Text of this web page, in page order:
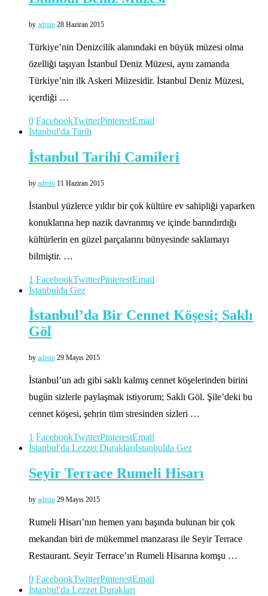
by admin 28 Haziran 2015
Türkiye’nin Denizcilik alanındaki en büyük müzesi olma
özelliği taşıyan İstanbul Deniz Müzesi, aynı zamanda
Türkiye’nin ilk Askeri Müzesidir. İstanbul Deniz Müzesi,
içerdiği …
0 FacebookTwitterPinterestEmail
İstanbul'da Tarih
İstanbul Tarihi Camileri
by admin 11 Haziran 2015
İstanbul yüzlerce yıldır bir çok kültüre ev sahipliği yaparken
konuklarına hep nazik davranmış ve içinde barındırdığı
kültürlerin en güzel parçalarını bünyesinde saklamayı
bilmiştir. …
1 FacebookTwitterPinterestEmail
İstanbulda Gez
İstanbul’da Bir Cennet Köşesi; Saklı
Göl
by admin 29 Mayıs 2015
İstanbul’un adı gibi saklı kalmış cennet köşelerinden birini
bugün sizlerle paylaşmak istiyorum; Saklı Göl. Şile’deki bu
cennet köşesi, şehrin tüm stresinden sizleri …
1 FacebookTwitterPinterestEmail
İstanbul'da Lezzet Duraklarıİstanbulda Gez
Seyir Terrace Rumeli Hisarı
by admin 29 Mayıs 2015
Rumeli Hisarı’nın hemen yanı başında bulunan bir çok
mekandan biri de mükemmel manzarası ile Seyir Terrace
Restaurant. Seyir Terrace’ın Rumeli Hisarına komşu …
0 FacebookTwitterPinterestEmail
İstanbul'da Lezzet Durakları